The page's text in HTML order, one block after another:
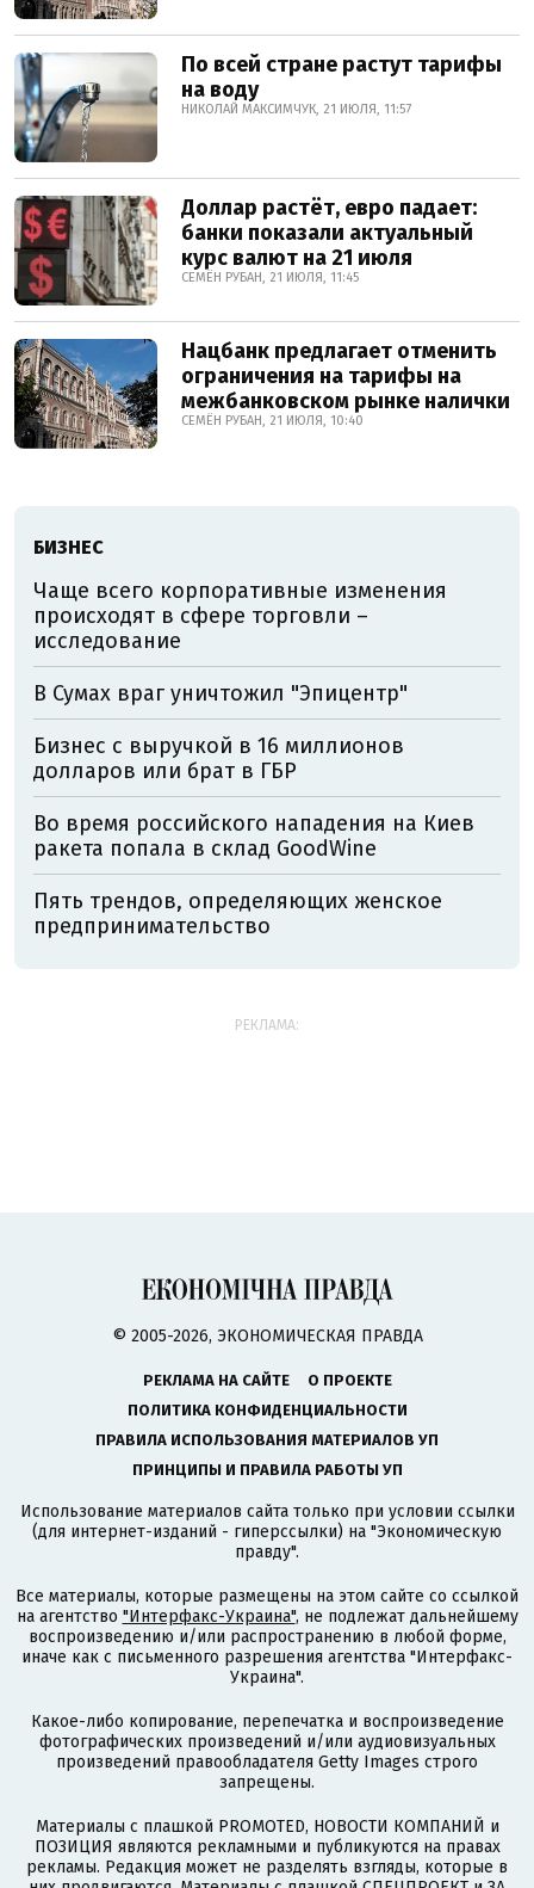
По всей стране растут тарифы
на воду
НИКОЛАЙ МАКСИМЧУК, 21 ИЮЛЯ, 11:57
Доллар растёт, евро падает:
банки показали актуальный
курс валют на 21 июля
СЕМЁН РУБАН, 21 ИЮЛЯ, 11:45
Нацбанк предлагает отменить
ограничения на тарифы на
межбанковском рынке налички
СЕМЁН РУБАН, 21 ИЮЛЯ, 10:40
БИЗНЕС
Чаще всего корпоративные изменения
происходят в сфере торговли –
исследование
В Сумах враг уничтожил "Эпицентр"
Бизнес с выручкой в 16 миллионов
долларов или брат в ГБР
Во время российского нападения на Киев
ракета попала в склад GoodWine
Пять трендов, определяющих женское
предпринимательство
РЕКЛАМА:
© 2005-2026, ЭКОНОМИЧЕСКАЯ ПРАВДА
РЕКЛАМА НА САЙТЕ
О ПРОЕКТЕ
ПОЛИТИКА КОНФИДЕНЦИАЛЬНОСТИ
ПРАВИЛА ИСПОЛЬЗОВАНИЯ МАТЕРИАЛОВ УП
ПРИНЦИПЫ И ПРАВИЛА РАБОТЫ УП
Использование материалов сайта только при условии ссылки
(для интернет-изданий - гиперссылки) на "Экономическую
правду".
Все материалы, которые размещены на этом сайте со ссылкой
на агентство "Интерфакс-Украина", не подлежат дальнейшему
воспроизведению и/или распространению в любой форме,
иначе как с письменного разрешения агентства "Интерфакс-
Украина".
Какое-либо копирование, перепечатка и воспроизведение
фотографических произведений и/или аудиовизуальных
произведений правообладателя Getty Images строго
запрещены.
Материалы с плашкой PROMOTED, НОВОСТИ КОМПАНИЙ и
ПОЗИЦИЯ являются рекламными и публикуются на правах
рекламы. Редакция может не разделять взгляды, которые в